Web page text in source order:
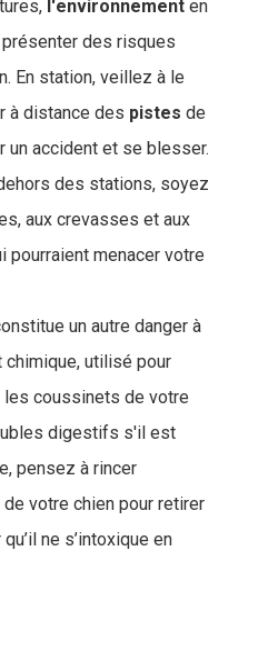
l'environnement en
des risques
En station, veillez à le
à distance des pistes de
un accident et se blesser.
des stations, soyez
aux crevasses et aux
pourraient menacer votre
un autre danger à
chimique, utilisé pour
coussinets de votre
digestifs s'il est
pensez à rincer
votre chien pour retirer
ne s’intoxique en